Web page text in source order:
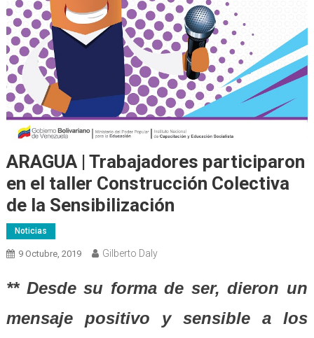
ARAGUA | Trabajadores participaron
en el taller Construcción Colectiva
de la Sensibilización
Noticias
9 Octubre, 2019 Gilberto Daly
** Desde su forma de ser, dieron un
mensaje positivo y sensible a los